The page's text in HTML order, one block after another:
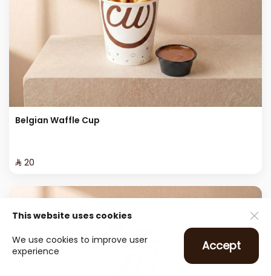
Belgian Waffle Cup
⁨⁦‪‬ 20⁩
This website uses cookies
We use cookies to improve user
experience
Accept